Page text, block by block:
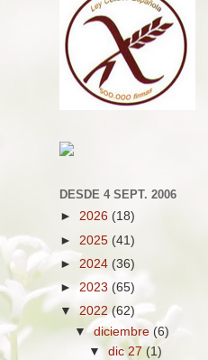
DESDE 4 SEPT. 2006
► 2026 (18)
► 2025 (41)
► 2024 (36)
► 2023 (65)
▼ 2022(62)
▼diciembre (6)
▼dic 27(1)